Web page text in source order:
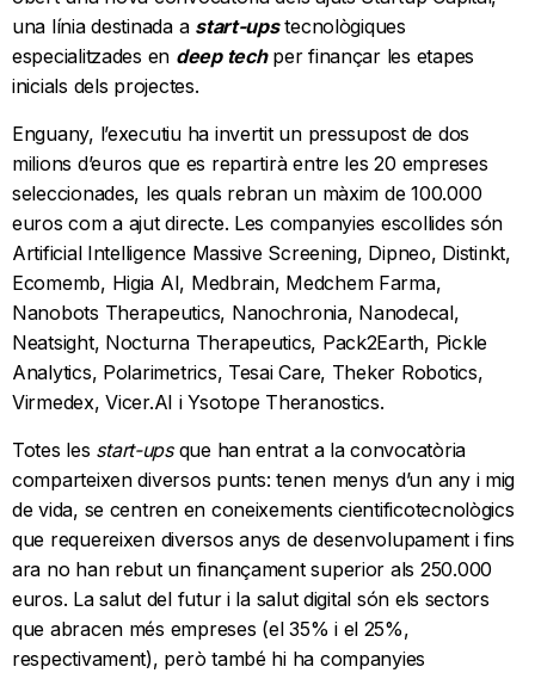
una línia destinada a start-upstecnològiques
especialitzades en deep techper finançar les etapes
inicials dels projectes.
Enguany, l’executiu ha invertit un pressupost de dos
milions d’euros que es repartirà entre les 20 empreses
seleccionades, les quals rebran un màxim de 100.000
euros com a ajut directe. Les companyies escollides són
Artificial Intelligence Massive Screening, Dipneo, Distinkt,
Ecomemb, Higia AI, Medbrain, Medchem Farma,
Nanobots Therapeutics, Nanochronia, Nanodecal,
Neatsight, Nocturna Therapeutics, Pack2Earth, Pickle
Analytics, Polarimetrics, Tesai Care, Theker Robotics,
Virmedex, Vicer.AI i Ysotope Theranostics.
Totes les start-upsque han entrat a la convocatòria
comparteixen diversos punts: tenen menys d’un any i mig
de vida, se centren en coneixements cientificotecnològics
que requereixen diversos anys de desenvolupament i fins
ara no han rebut un finançament superior als 250.000
euros. La salut del futur i la salut digital són els sectors
que abracen més empreses (el 35% i el 25%,
respectivament), però també hi ha companyies